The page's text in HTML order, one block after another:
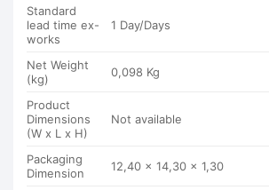
Standard
lead time ex-
works
1 Day/Days
Net Weight
(kg)
0,098 Kg
Product
Dimensions
(W x L x H)
Not available
Packaging
Dimension
12,40 x 14,30 x 1,30